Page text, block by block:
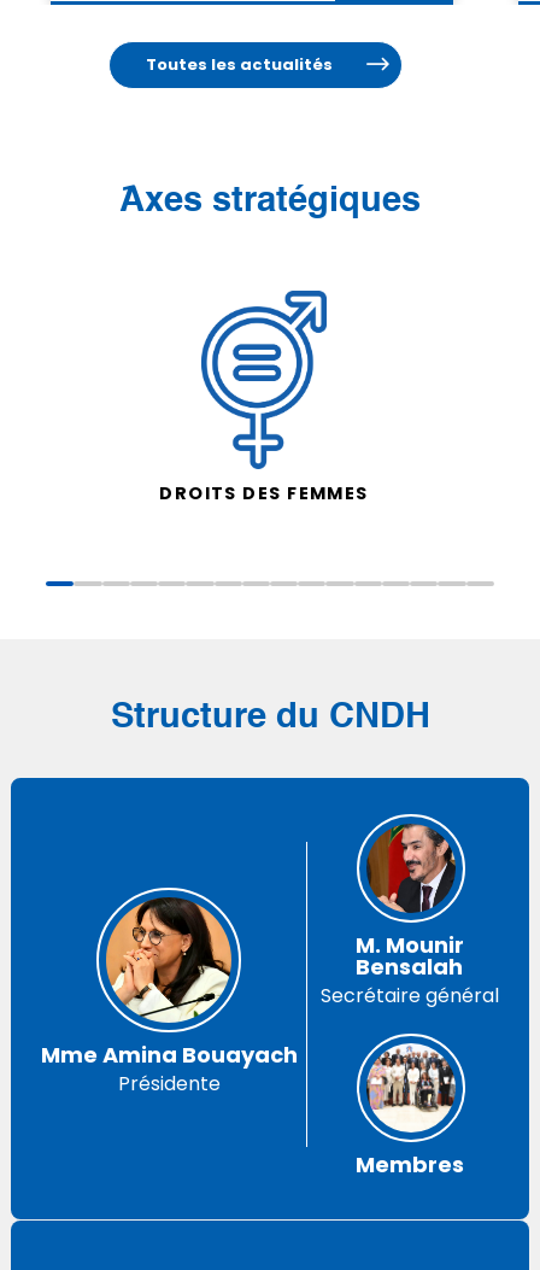
Toutes les actualités
َAxes stratégiques
DROITS DES FEMMES
Structure du CNDH
Mme Amina Bouayach
Présidente
M. Mounir
Bensalah
Secrétaire général
Membres